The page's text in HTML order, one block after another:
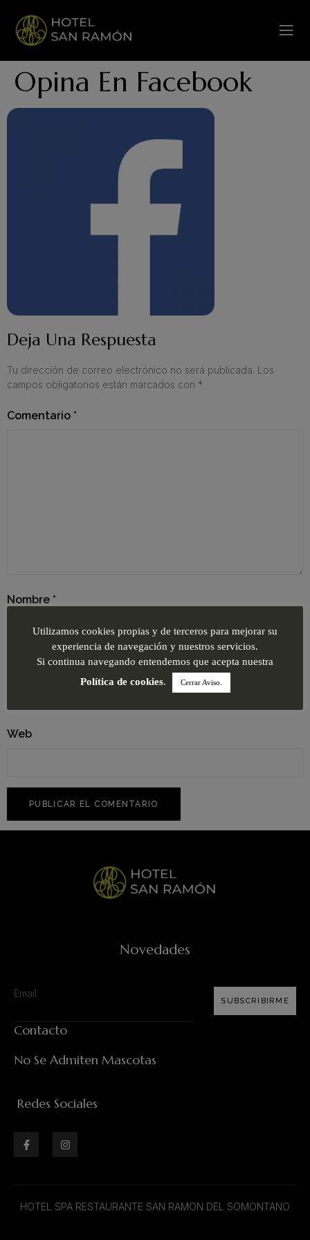
Opina En Facebook
Deja Una Respuesta
Tu dirección de correo electrónico no será publicada. Los
campos obligatorios están marcados con *
Comentario *
Nombre *
Correo electrónico*
Web
Novedades
SUBSCRIBIRME
Contacto
No Se Admiten Mascotas
Redes Sociales
HOTEL SPA RESTAURANTE SAN RAMON DEL SOMONTANO
Utilizamos cookies propias y de terceros para mejorar su
experiencia de navegación y nuestros servicios.
Si continua navegando entendemos que acepta nuestra
Política de cookies. Cerrar Aviso.